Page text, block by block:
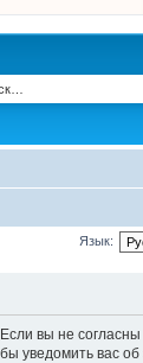
Язык:
вы не согласны
уведомить вас об